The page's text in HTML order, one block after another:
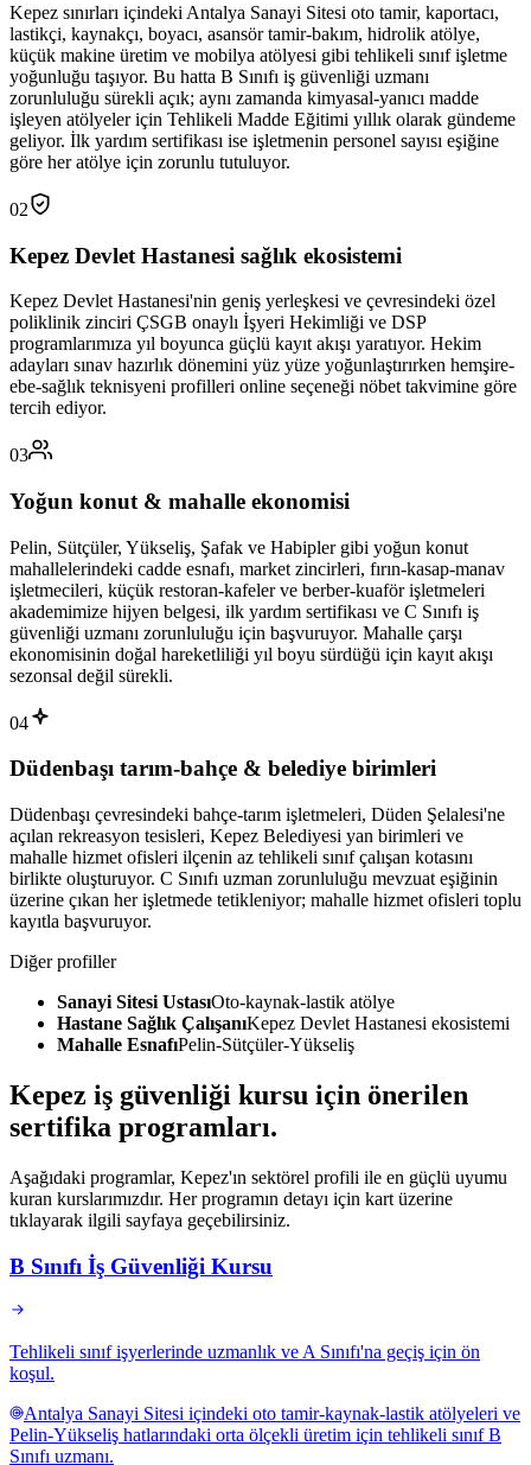
Kepez sınırları içindeki Antalya Sanayi Sitesi oto tamir, kaportacı,
lastikçi, kaynakçı, boyacı, asansör tamir-bakım, hidrolik atölye,
küçük makine üretim ve mobilya atölyesi gibi tehlikeli sınıf işletme
yoğunluğu taşıyor. Bu hatta B Sınıfı iş güvenliği uzmanı
zorunluluğu sürekli açık; aynı zamanda kimyasal-yanıcı madde
işleyen atölyeler için Tehlikeli Madde Eğitimi yıllık olarak gündeme
geliyor. İlk yardım sertifikası ise işletmenin personel sayısı eşiğine
göre her atölye için zorunlu tutuluyor.
02
Kepez Devlet Hastanesi sağlık ekosistemi
Kepez Devlet Hastanesi'nin geniş yerleşkesi ve çevresindeki özel
poliklinik zinciri ÇSGB onaylı İşyeri Hekimliği ve DSP
programlarımıza yıl boyunca güçlü kayıt akışı yaratıyor. Hekim
adayları sınav hazırlık dönemini yüz yüze yoğunlaştırırken hemşire-
ebe-sağlık teknisyeni profilleri online seçeneği nöbet takvimine göre
tercih ediyor.
03
Yoğun konut & mahalle ekonomisi
Pelin, Sütçüler, Yükseliş, Şafak ve Habipler gibi yoğun konut
mahallelerindeki cadde esnafı, market zincirleri, fırın-kasap-manav
işletmecileri, küçük restoran-kafeler ve berber-kuaför işletmeleri
akademimize hijyen belgesi, ilk yardım sertifikası ve C Sınıfı iş
güvenliği uzmanı zorunluluğu için başvuruyor. Mahalle çarşı
ekonomisinin doğal hareketliliği yıl boyu sürdüğü için kayıt akışı
sezonsal değil sürekli.
04
Düdenbaşı tarım-bahçe & belediye birimleri
Düdenbaşı çevresindeki bahçe-tarım işletmeleri, Düden Şelalesi'ne
açılan rekreasyon tesisleri, Kepez Belediyesi yan birimleri ve
mahalle hizmet ofisleri ilçenin az tehlikeli sınıf çalışan kotasını
birlikte oluşturuyor. C Sınıfı uzman zorunluluğu mevzuat eşiğinin
üzerine çıkan her işletmede tetikleniyor; mahalle hizmet ofisleri toplu
kayıtla başvuruyor.
Diğer profiller
Sanayi Sitesi UstasıOto-kaynak-lastik atölye
Hastane Sağlık ÇalışanıKepez Devlet Hastanesi ekosistemi
Mahalle EsnafıPelin-Sütçüler-Yükseliş
Kepez iş güvenliği kursu için önerilen
sertifika programları.
Aşağıdaki programlar, Kepez'ın sektörel profili ile en güçlü uyumu
kuran kurslarımızdır. Her programın detayı için kart üzerine
tıklayarak ilgili sayfaya geçebilirsiniz.
B Sınıfı İş Güvenliği Kursu
Tehlikeli sınıf işyerlerinde uzmanlık ve A Sınıfı'na geçiş için ön
koşul.
Antalya Sanayi Sitesi içindeki oto tamir-kaynak-lastik atölyeleri ve
Pelin-Yükseliş hatlarındaki orta ölçekli üretim için tehlikeli sınıf B
Sınıfı uzmanı.